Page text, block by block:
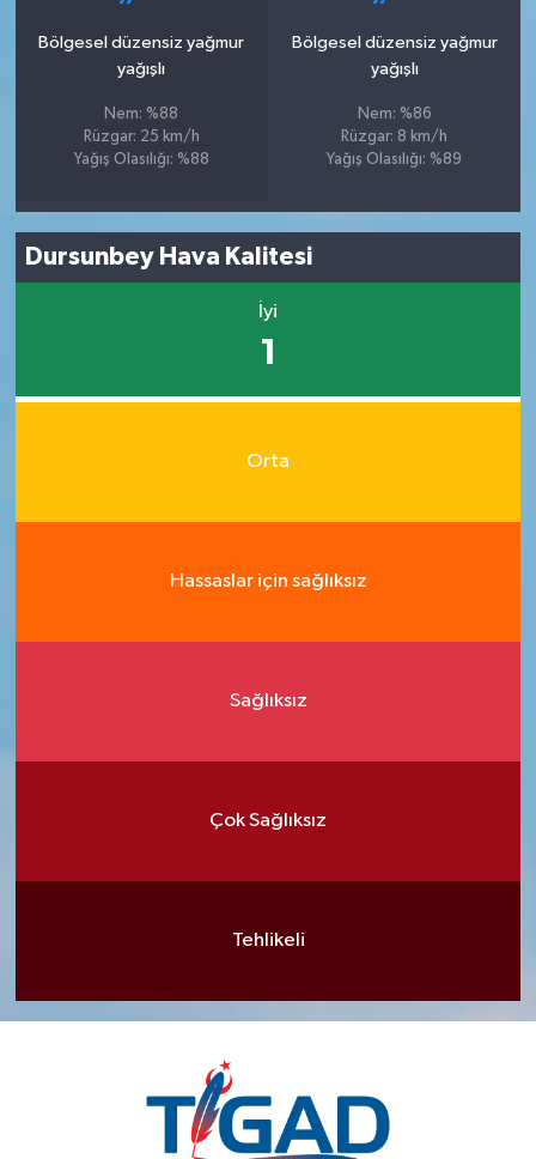
Bölgesel düzensiz yağmur
yağışlı
Nem: %88
Rüzgar: 25 km/h
Yağış Olasılığı: %88
Bölgesel düzensiz yağmur
yağışlı
Nem: %86
Rüzgar: 8 km/h
Yağış Olasılığı: %89
Dursunbey Hava Kalitesi
İyi
1
Orta
Hassaslar için sağlıksız
Sağlıksız
Çok Sağlıksız
Tehlikeli